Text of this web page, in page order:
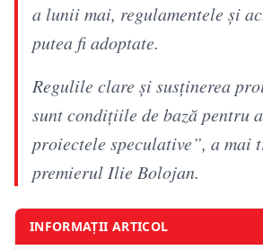
a lunii mai, regulamentele și
putea fi adoptate.
Regulile clare și susținerea
sunt condițiile de bază pentru
proiectele speculative”, a mai
premierul Ilie Bolojan.
INFORMAȚII ARTICOL